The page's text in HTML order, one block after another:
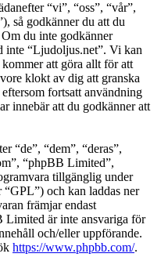
“vi”, “oss”, “vår”,
så godkänner du att du
du inte godkänner
inte “Ljudoljus.net”. Vi kan
att göra allt för att
klokt av dig att granska
fortsatt användning
innebär att du godkänner att
“de”, “dem”, “deras”,
“phpBB Limited”,
tillgänglig under
“GPL”) och kan laddas ner
främjar endast
Limited är inte ansvariga för
och/eller uppförande.
https://www.phpbb.com/.